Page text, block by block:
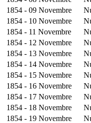
1854 - 09 Novembre
1854 - 10 Novembre
1854 - 11 Novembre
1854 - 12 Novembre
1854 - 13 Novembre
1854 - 14 Novembre
1854 - 15 Novembre
1854 - 16 Novembre
1854 - 17 Novembre
1854 - 18 Novembre
1854 - 19 Novembre